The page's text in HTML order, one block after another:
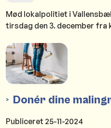
Mød lokalpolitiet i
tirsdag den 3. december fra
Donér dine
Publiceret 25-11-2024